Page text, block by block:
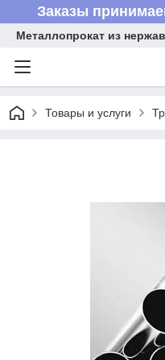
Заказы
Металлопрокат из
Товары и услуги